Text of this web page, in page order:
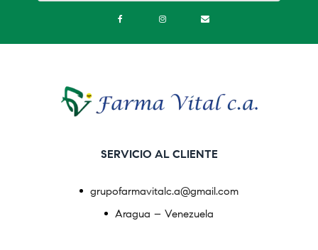
SERVICIO AL CLIENTE
grupofarmavitalc.a@gmail.com
Aragua – Venezuela